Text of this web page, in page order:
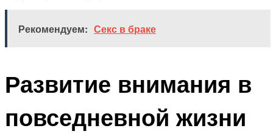
Рекомендуем: Секс в браке
Развитие внимания в
повседневной жизни